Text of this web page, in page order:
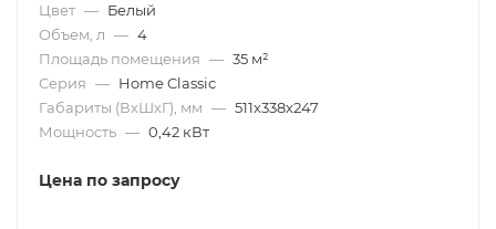
Цвет — Белый
Объем, л — 4
Площадь помещения — 35 м²
Серия — Home Classic
Габариты (ВхШхГ), мм — 511х338х247
Мощность — 0,42 кВт
Цена по запросу